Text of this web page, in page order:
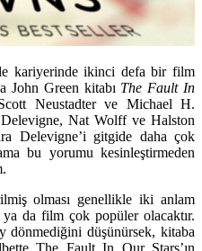
kariyerinde ikinci defa bir film
John Green kitabı The Fault In
Neustadter ve Michael H.
Nat Wolff ve Halston
Delevigne’i gitgide daha çok
bu yorumu kesinleştirmeden
olması genellikle iki anlam
da film çok popüler olacaktır.
dönmediğini düşünürsek, kitaba